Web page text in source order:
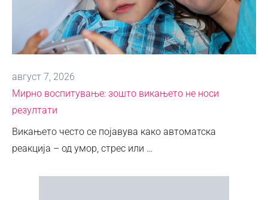
август 7, 2026
Мирно воспитување: зошто викањето не носи
резултати
Викањето често се појавува како автоматска
реакција – од умор, стрес или …